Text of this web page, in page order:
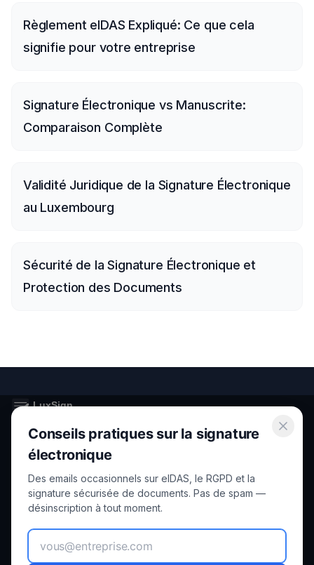
Règlement eIDAS Expliqué: Ce que cela
signifie pour votre entreprise
Signature Électronique vs Manuscrite:
Comparaison Complète
Validité Juridique de la Signature Électronique
au Luxembourg
Sécurité de la Signature Électronique et
Protection des Documents
Conseils pratiques sur la signature
électronique
Des emails occasionnels sur eIDAS, le RGPD et la
signature sécurisée de documents. Pas de spam —
désinscription à tout moment.
Secure electronic signatures for Luxembourg and the European
Union.
Product
How it Works
Legal